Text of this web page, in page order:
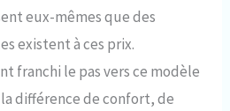
eux-mêmes que des
existent à ces prix.
franchi le pas vers ce modèle
différence de confort, de